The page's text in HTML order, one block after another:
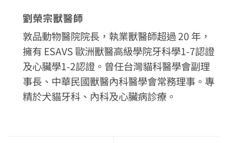
劉榮宗獸醫師
敦品動物醫院院長，執業獸醫師超過 20 年，
擁有 ESAVS 歐洲獸醫高級學院牙科學1-7認證
及心臟學1-2認證。曾任台灣貓科醫學會副理
事長、中華民國獸醫內科醫學會常務理事。專
精於犬貓牙科、內科及心臟病診療。